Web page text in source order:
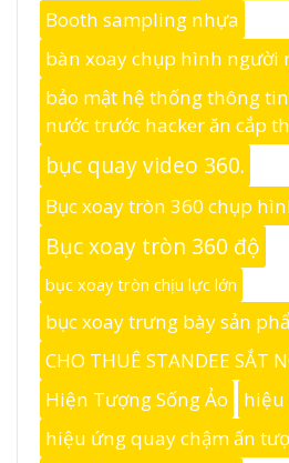
Booth sampling nhựa
bàn xoay chụp hình người
bảo mật hệ thống thông
nước trước hacker ăn cắp
bục quay video 360.
Bục xoay tròn 360 chụp
Bục xoay tròn 360 độ
bục xoay tròn chịu lực lớn
bục xoay trưng bày sản
CHO THUÊ STANDEE SẮT
Hiện Tượng Sống Ảo
hiệu
hiệu ứng quay chậm ấn